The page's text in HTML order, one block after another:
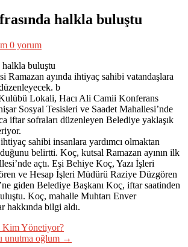
halkla buluştu
0 yorum
halkla buluştu
Ramazan ayında ihtiyaç sahibi vatandaşlara
b
Lokali, Hacı Ali Camii Konferans
Sosyal Tesisleri ve Saadet Mahallesi’nde
iftar sofraları düzenleyen Belediye yaklaşık
sahibi insanlara yardımcı olmaktan
belirtti. Koç, kutsal Ramazan ayının ilk
açtı. Eşi Behiye Koç, Yazı İşleri
ve Hesap İşleri Müdürü Raziye Düzgören
giden Belediye Başkanı Koç, iftar saatinden
Koç, mahalle Muhtarı Enver
hakkında bilgi aldı.
Kim Yönetiyor?
unutma oğlum →